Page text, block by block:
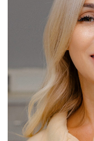
Главный врач. Врач-
сертифицированный
Dysplastic skin,
конференций. Опыт